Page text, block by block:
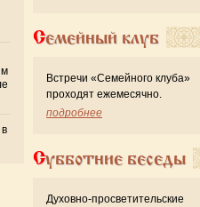
Семейный клуб
Встречи «Семейного клуба»
проходят ежемесячно.
подробнее
Субботние беседы
Духовно-просветительские